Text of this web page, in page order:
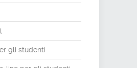
gli studenti